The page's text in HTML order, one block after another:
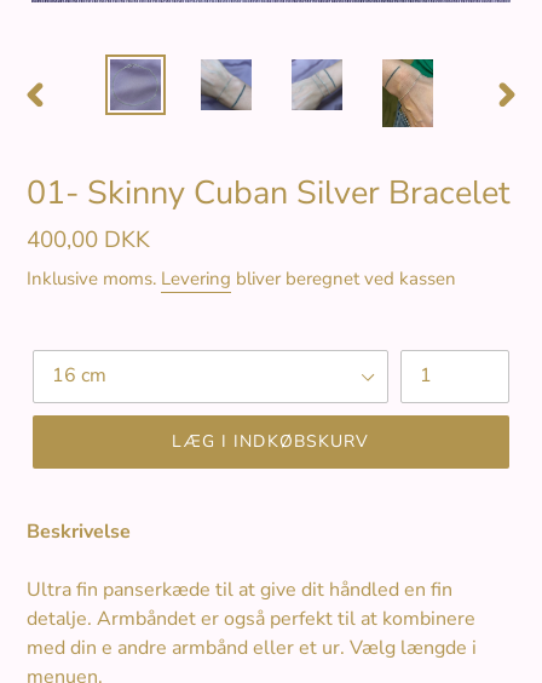
01- Skinny Cuban Silver Bracelet
Normalpris
400,00 DKK
Inklusive moms. Levering bliver beregnet ved kassen
Længde Antal
LÆG I INDKØBSKURV
Beskrivelse
Ultra fin panserkæde til at give dit håndled en fin
detalje. Armbåndet er også perfekt til at kombinere
med din e andre armbånd eller et ur. Vælg længde i
menuen.